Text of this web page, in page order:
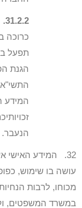
31.2.2.
כרוכה
תפעל
הגנת
המידע
הנעבר.
32. המידע
עושה בו שימוש,
מכוחו, לרבות